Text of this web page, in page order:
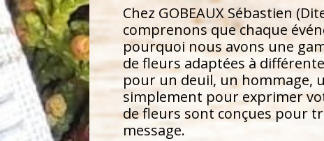
Chez GOBEAUX Sébastien
comprenons que chaque
pourquoi nous avons une
de fleurs adaptées à
pour un deuil, un hommage,
simplement pour exprimer
de fleurs sont conçues pour
message.